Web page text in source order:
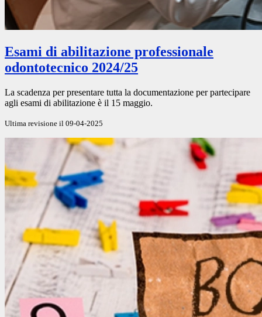
Esami di abilitazione professionale
odontotecnico 2024/25
La scadenza per presentare tutta la documentazione per partecipare
agli esami di abilitazione è il 15 maggio.
Ultima revisione il 09-04-2025